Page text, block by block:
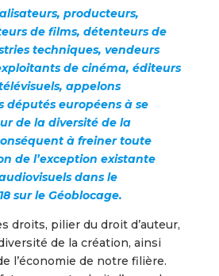
producteurs,
de films, détenteurs de
techniques, vendeurs
de cinéma, éditeurs
appelons
députés européens à se
de la diversité de la
à freiner toute
de l’exception existante
dans le
sur le Géoblocage.
droits, pilier du droit d’auteur,
de la création, ainsi
l’économie de notre filière.